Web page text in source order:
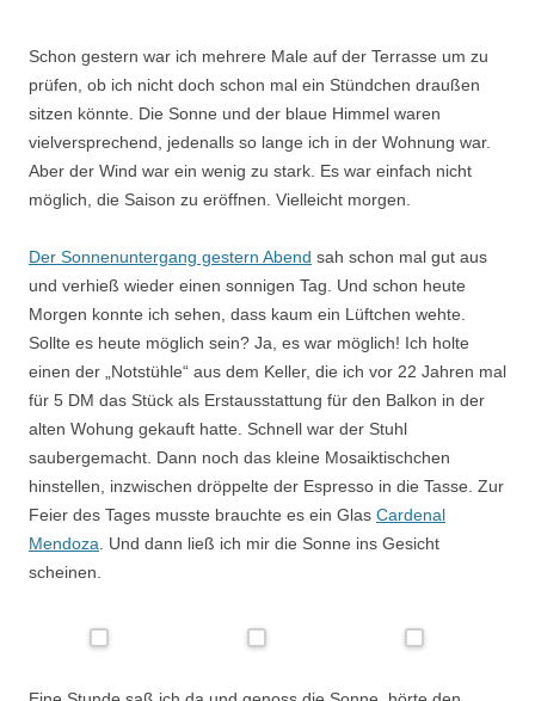
Schon gestern war ich mehrere Male auf der Terrasse um zu
prüfen, ob ich nicht doch schon mal ein Stündchen draußen
sitzen könnte. Die Sonne und der blaue Himmel waren
vielversprechend, jedenalls so lange ich in der Wohnung war.
Aber der Wind war ein wenig zu stark. Es war einfach nicht
möglich, die Saison zu eröffnen. Vielleicht morgen.
Der Sonnenuntergang gestern Abend sah schon mal gut aus
und verhieß wieder einen sonnigen Tag. Und schon heute
Morgen konnte ich sehen, dass kaum ein Lüftchen wehte.
Sollte es heute möglich sein? Ja, es war möglich! Ich holte
einen der „Notstühle“ aus dem Keller, die ich vor 22 Jahren mal
für 5 DM das Stück als Erstausstattung für den Balkon in der
alten Wohung gekauft hatte. Schnell war der Stuhl
saubergemacht. Dann noch das kleine Mosaiktischchen
hinstellen, inzwischen dröppelte der Espresso in die Tasse. Zur
Feier des Tages musste brauchte es ein Glas Cardenal
Mendoza . Und dann ließ ich mir die Sonne ins Gesicht
scheinen.